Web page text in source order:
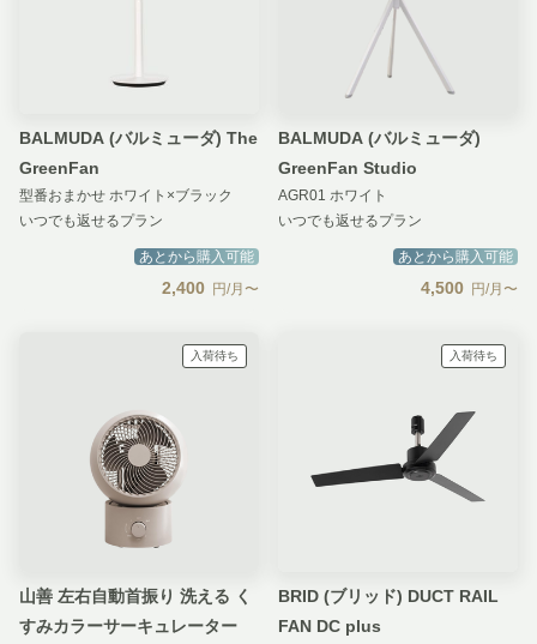
BALMUDA (バルミューダ) The
GreenFan
型番おまかせ ホワイト×ブラック
いつでも返せるプラン
あとから購入可能
2,400 円/月〜
BALMUDA (バルミューダ)
GreenFan Studio
AGR01 ホワイト
いつでも返せるプラン
あとから購入可能
4,500 円/月〜
入荷待ち
山善 左右自動首振り 洗える く
すみカラーサーキュレーター
入荷待ち
BRID (ブリッド) DUCT RAIL
FAN DC plus